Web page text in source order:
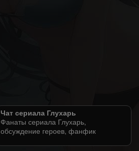
Чат сериала Глухарь
Фанаты сериала Глухарь,
обсуждение героев, фанфик